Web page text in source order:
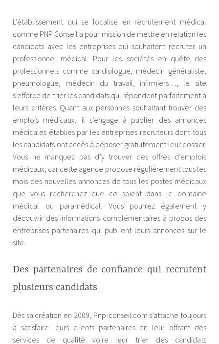
L’établissement qui se focalise en recrutement médical
comme PNP Conseil a pour mission de mettre en relation les
candidats avec les entreprises qui souhaitent recruter un
professionnel médical. Pour les sociétés en quête des
professionnels comme cardiologue, médecin généraliste,
pneumologue, médecin du travail, infirmiers…, le site
s’efforce de trier les candidats qui répondent parfaitement à
leurs critères. Quant aux personnes souhaitant trouver des
emplois médicaux, il s’engage à publier des annonces
médicales établies par les entreprises recruteurs dont tous
les candidats ont accès à déposer gratuitement leur dossier.
Vous ne manquez pas d’y trouver des offres d’emplois
médicaux, car cette agence propose régulièrement tous les
mois des nouvelles annonces de tous les postes médicaux
que vous recherchez que ce soient dans le domaine
médical ou paramédical. Vous pourrez également y
découvrir des informations complémentaires à propos des
entreprises partenaires qui publient leurs annonces sur le
site.
Des partenaires de confiance qui recrutent
plusieurs candidats
Dès sa création en 2009, Pnp-conseil.com s’attache toujours
à satisfaire leurs clients partenaires en leur offrant des
services de qualité voire leur trier des candidats